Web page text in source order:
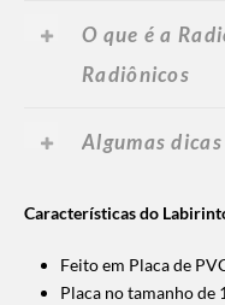
O que é a
Radiônicos
Algumas
Características do
Feito em Placa de
Placa no tamanho de